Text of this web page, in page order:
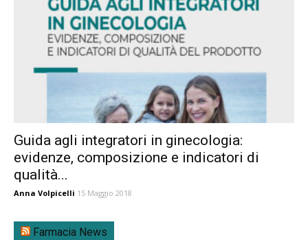
Guida agli integratori in ginecologia:
evidenze, composizione e indicatori di
qualità...
Anna Volpicelli 15 Maggio 2018
Farmacia News